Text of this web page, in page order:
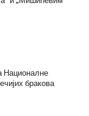
Националне
бракова